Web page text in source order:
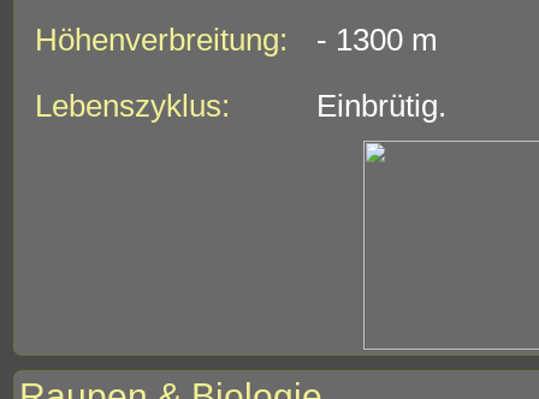
Höhenverbreitung:
- 1300 m
Lebenszyklus:
Einbrütig.